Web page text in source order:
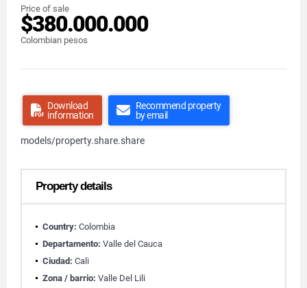
Price of sale
$380.000.000
Colombian pesos
Download
information
Recommend property
by email
models/property.share.share
Property details
Country: Colombia
Departamento: Valle del Cauca
Ciudad: Cali
Zona / barrio: Valle Del Lili